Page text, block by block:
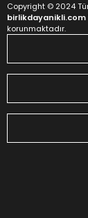
Copyright © 2024
birlikdayanikli.com
korunmaktadır.